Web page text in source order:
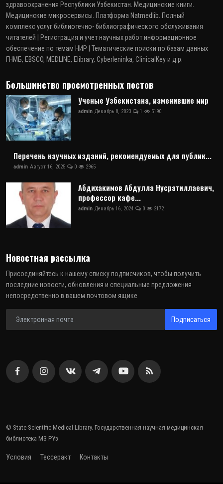
здравоохранения Республики Узбекистан. Медицинские книги.
Медицинские микросервисы. Платформа Natmedlib. Полный
комплекс услуг библиотечно- библиографического обслуживания
читателей | Регистрация и учет научных работ информационное
обеспечение по темам НИР | Тематические поиски по базам данных
ГНМБ, EBSCO, MEDLINE, Elibrary, Cyberleninka, ClinicalKey и д.р.
Большинство просмотренных постов
Ученые Узбекистана, изменившие мир
admin Декабрь 8, 2023 1 5190
Перечень научных изданий, рекомендуемых для публик...
admin Август 16, 2025 0 2965
Абдихакимов Абдулла Нусратиллаевич,
профессор кафе...
admin Декабрь 16, 2024 0 2172
Новостная рассылка
Присоединяйтесь к нашему списку подписчиков, чтобы получить
последние новости, обновления и специальные предложения
непосредственно в вашем почтовом ящике
Подписаться
© State Scientific Medical Library. Государственная научная медицинская
библиотека МЗ РУз
Условия Тессеракт Контакты